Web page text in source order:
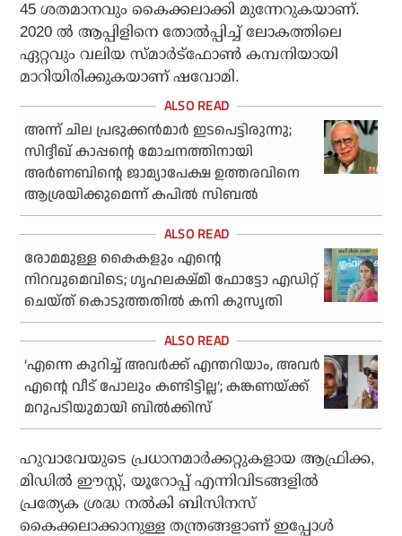
45 ശതമാനവും കൈക്കലാക്കി മുന്നേറുകയാണ്.
2020 ല്‍ ആപ്പിളിനെ തോല്‍പ്പിച്ച് ലോകത്തിലെ
ഏറ്റവും വലിയ സ്മാര്‍ട്‌ഫോണ്‍ കമ്പനിയായി
മാറിയിരിക്കുകയാണ് ഷവോമി.
അന്ന് ചില പ്രഭുക്കന്‍മാര്‍ ഇടപെട്ടിരുന്നു;
സിദ്ദീഖ് കാപ്പന്റെ മോചനത്തിനായി
അര്‍ണബിന്റെ ജാമ്യാപേക്ഷ ഉത്തരവിനെ
ആശ്രയിക്കുമെന്ന് കപില്‍ സിബല്‍
രോമമുള്ള കൈകളും എന്റെ
നിറവുമെവിടെ; ഗൃഹലക്ഷ്മി ഫോട്ടോ എഡിറ്റ്
ചെയ്ത് കൊടുത്തതില്‍ കനി കുസൃതി
‘എന്നെ കുറിച്ച് അവര്‍ക്ക് എന്തറിയാം, അവര്‍
എന്റെ വീട് പോലും കണ്ടിട്ടില്ല’; കങ്കണയ്ക്ക്
മറുപടിയുമായി ബില്‍ക്കിസ്
ഹുവാവേയുടെ പ്രധാനമാര്‍ക്കറ്റുകളായ ആഫ്രിക്ക,
മിഡില്‍ ഈസ്റ്റ്, യൂറോപ്പ് എന്നിവിടങ്ങളില്‍
പ്രത്യേക ശ്രദ്ധ നല്‍കി ബിസിനസ്
കൈക്കലാക്കാനുള്ള തന്ത്രങ്ങളാണ് ഇപ്പോള്‍